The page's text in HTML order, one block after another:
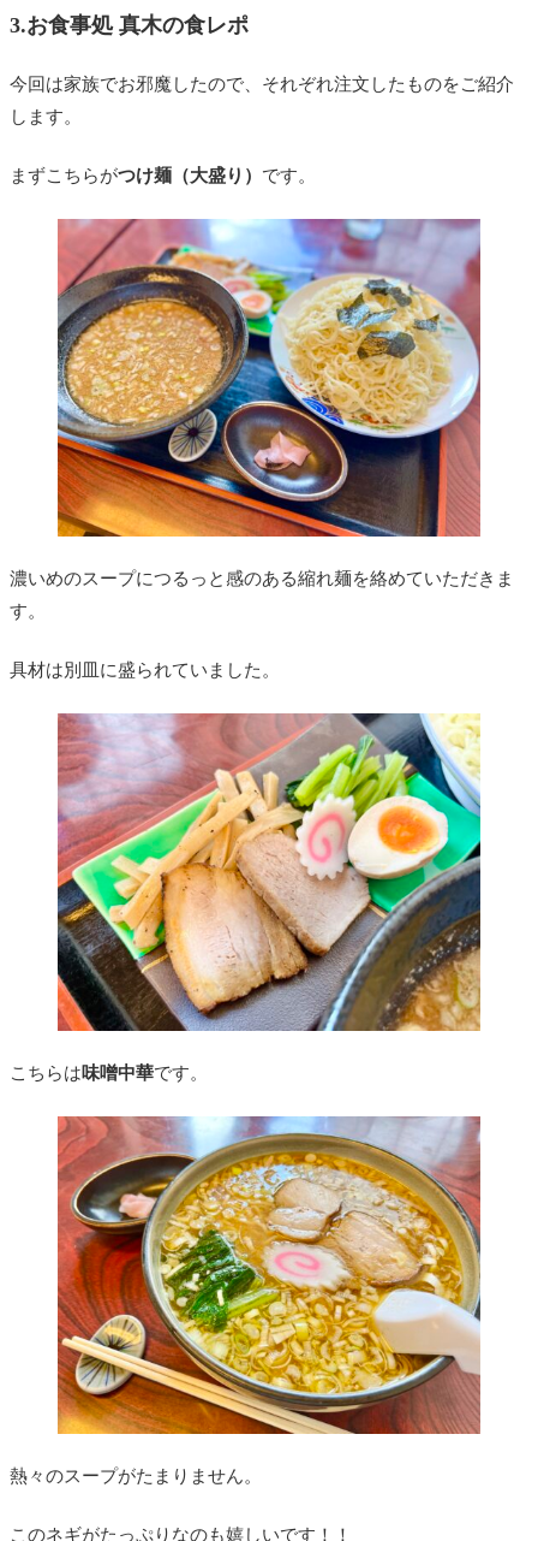
3.お食事処 真木の食レポ
今回は家族でお邪魔したので、それぞれ注文したものをご紹介
します。
まずこちらがつけ麺（大盛り） です。
濃いめのスープにつるっと感のある縮れ麺を絡めていただきま
す。
具材は別皿に盛られていました。
こちらは味噌中華です。
熱々のスープがたまりません。
このネギがたっぷりなのも嬉しいです！！